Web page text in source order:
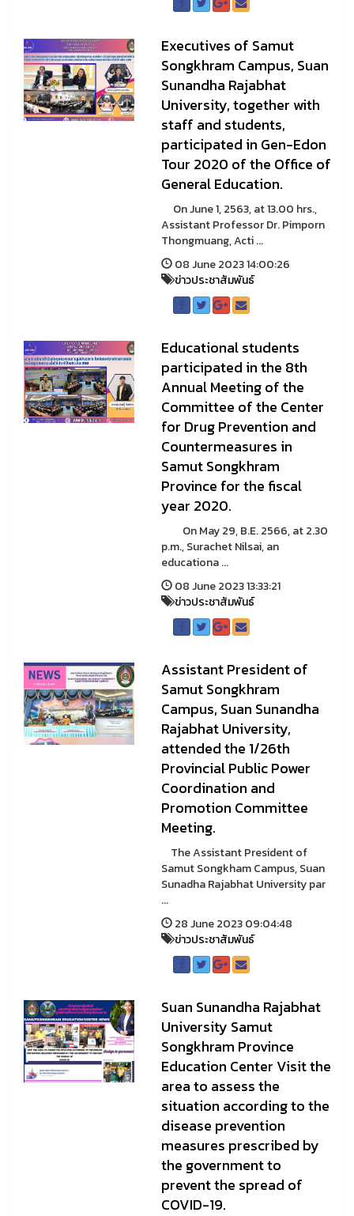
Executives of Samut
Songkhram Campus, Suan
Sunandha Rajabhat
University, together with
staff and students,
participated in Gen-Edon
Tour 2020 of the Office of
General Education.
On June 1, 2563, at 13.00 hrs.,
Assistant Professor Dr. Pimporn
Thongmuang, Acti ...
08 June 2023 14:00:26
ข่าวประชาสัมพันธ์
Educational students
participated in the 8th
Annual Meeting of the
Committee of the Center
for Drug Prevention and
Countermeasures in
Samut Songkhram
Province for the fiscal
year 2020.
On May 29, B.E. 2566, at 2.30
p.m., Surachet Nilsai, an
educationa ...
08 June 2023 13:33:21
ข่าวประชาสัมพันธ์
Assistant President of
Samut Songkhram
Campus, Suan Sunandha
Rajabhat University,
attended the 1/26th
Provincial Public Power
Coordination and
Promotion Committee
Meeting.
The Assistant President of
Samut Songkham Campus, Suan
Sunadha Rajabhat University par
...
28 June 2023 09:04:48
ข่าวประชาสัมพันธ์
Suan Sunandha Rajabhat
University Samut
Songkhram Province
Education Center Visit the
area to assess the
situation according to the
disease prevention
measures prescribed by
the government to
prevent the spread of
COVID-19.